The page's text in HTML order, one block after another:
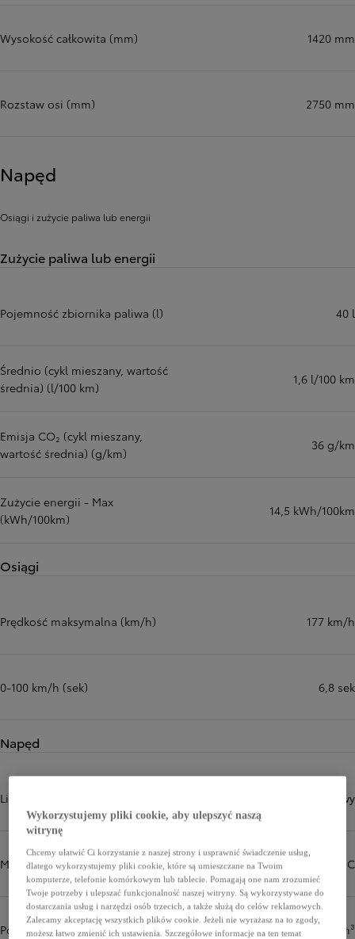
Wysokość całkowita (mm) 1420 mm
Rozstaw osi (mm) 2750 mm
Napęd
Osiągi i zużycie paliwa lub energii
Zużycie paliwa lub energii
Pojemność zbiornika paliwa (l) 40 l
Średnio (cykl mieszany, wartość
średnia) (l/100 km)
1,6 l/100 km
Emisja CO₂ (cykl mieszany,
wartość średnia) (g/km)
36 g/km
Zużycie energii - Max
(kWh/100km)
14,5 kWh/100km
Osiągi
Prędkość maksymalna (km/h) 177 km/h
0-100 km/h (sek) 6,8 sek
Napęd
Liczba i układ cylindrów 4 cylindry, układ rzędowy
Mechanizm zaworów Więcej informacji 16-zaworowy DOHC
Pojemność skokowa (cm³) 1987 cm³
Wykorzystujemy pliki cookie, aby ulepszyć naszą
witrynę
Chcemy ułatwić Ci korzystanie z naszej strony i usprawnić świadczenie usług,
dlatego wykorzystujemy pliki cookie, które są umieszczane na Twoim
komputerze, telefonie komórkowym lub tablecie. Pomagają one nam zrozumieć
Twoje potrzeby i ulepszać funkcjonalność naszej witryny. Są wykorzystywane do
dostarczania usług i narzędzi osób trzecich, a także służą do celów reklamowych.
Zalecamy akceptację wszystkich plików cookie. Jeżeli nie wyrażasz na to zgody,
możesz łatwo zmienić ich ustawienia. Szczegółowe informacje na ten temat